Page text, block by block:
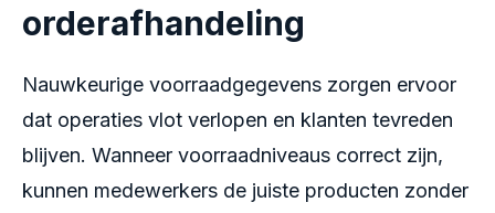
orderafhandeling
Nauwkeurige voorraadgegevens zorgen ervoor
dat operaties vlot verlopen en klanten tevreden
blijven. Wanneer voorraadniveaus correct zijn,
kunnen medewerkers de juiste producten zonder